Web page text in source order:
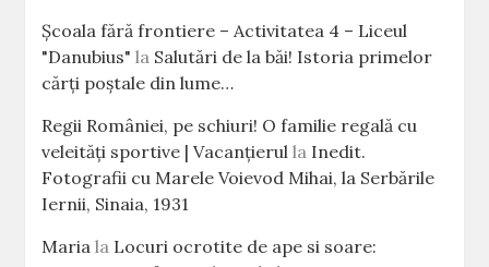
Școala fără frontiere – Activitatea 4 – Liceul
"Danubius" la Salutări de la băi! Istoria primelor
cărţi poştale din lume…
Regii României, pe schiuri! O familie regală cu
veleităţi sportive | Vacanțierul la Inedit.
Fotografii cu Marele Voievod Mihai, la Serbările
Iernii, Sinaia, 1931
Maria la Locuri ocrotite de ape si soare: